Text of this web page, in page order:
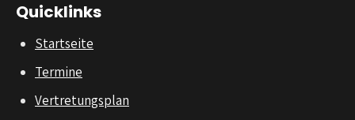
Quicklinks
Startseite
Termine
Vertretungsplan